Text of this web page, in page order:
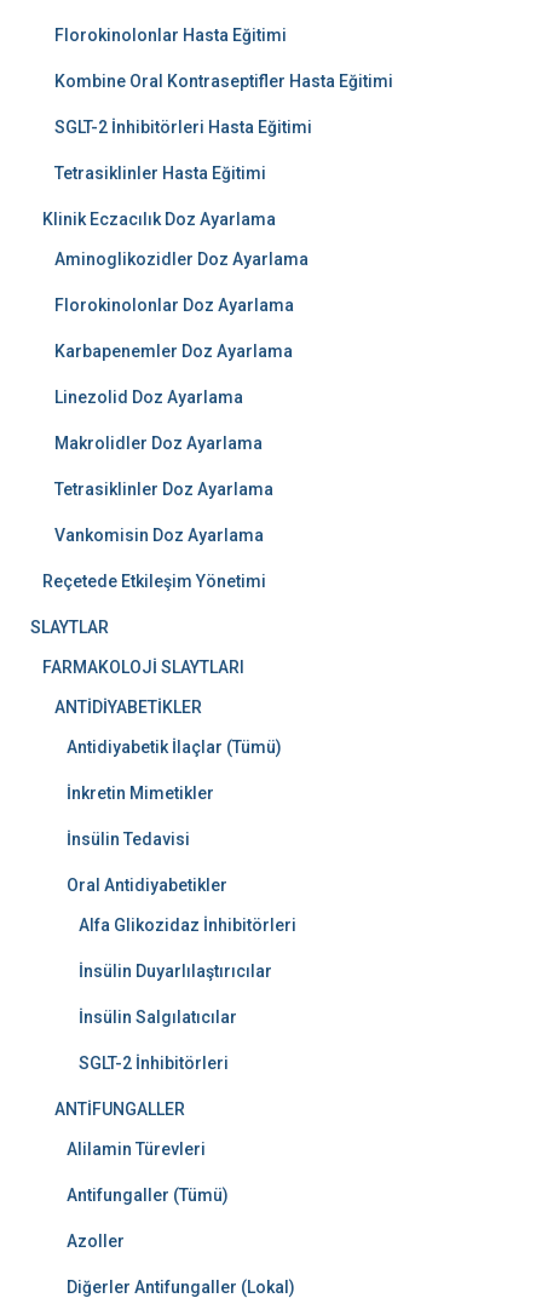
Florokinolonlar Hasta Eğitimi
Kombine Oral Kontraseptifler Hasta Eğitimi
SGLT-2 İnhibitörleri Hasta Eğitimi
Tetrasiklinler Hasta Eğitimi
Klinik Eczacılık Doz Ayarlama
Aminoglikozidler Doz Ayarlama
Florokinolonlar Doz Ayarlama
Karbapenemler Doz Ayarlama
Linezolid Doz Ayarlama
Makrolidler Doz Ayarlama
Tetrasiklinler Doz Ayarlama
Vankomisin Doz Ayarlama
Reçetede Etkileşim Yönetimi
SLAYTLAR
FARMAKOLOJİ SLAYTLARI
ANTİDİYABETİKLER
Antidiyabetik İlaçlar (Tümü)
İnkretin Mimetikler
İnsülin Tedavisi
Oral Antidiyabetikler
Alfa Glikozidaz İnhibitörleri
İnsülin Duyarlılaştırıcılar
İnsülin Salgılatıcılar
SGLT-2 İnhibitörleri
ANTİFUNGALLER
Alilamin Türevleri
Antifungaller (Tümü)
Azoller
Diğerler Antifungaller (Lokal)